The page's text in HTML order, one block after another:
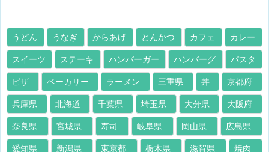
うどん うなぎ からあげ とんかつ カフェ カレー
スイーツ ステーキ ハンバーガー ハンバーグ パスタ
ピザ ベーカリー ラーメン 三重県 丼 京都府
兵庫県 北海道 千葉県 埼玉県 大分県 大阪府
奈良県 宮城県 寿司 岐阜県 岡山県 広島県
愛知県 新潟県 東京都 栃木県 滋賀県 焼肉